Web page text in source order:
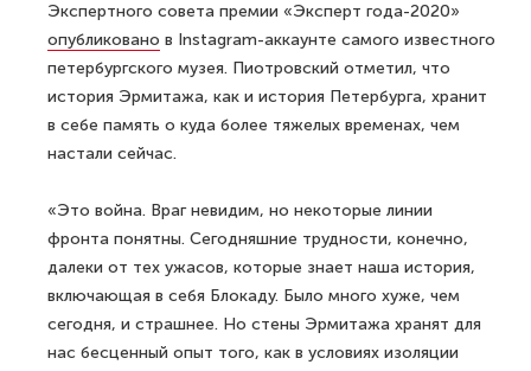
Экспертного совета премии «Эксперт года-2020»
опубликовано в Instagram-аккаунте самого известного
петербургского музея. Пиотровский отметил, что
история Эрмитажа, как и история Петербурга, хранит
в себе память о куда более тяжелых временах, чем
настали сейчас.
«Это война. Враг невидим, но некоторые линии
фронта понятны. Сегодняшние трудности, конечно,
далеки от тех ужасов, которые знает наша история,
включающая в себя Блокаду. Было много хуже, чем
сегодня, и страшнее. Но стены Эрмитажа хранят для
нас бесценный опыт того, как в условиях изоляции